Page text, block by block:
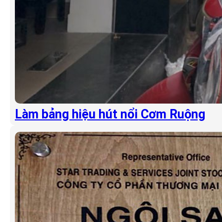
Làm bảng hiệu hút nổi Cơm Ruộng